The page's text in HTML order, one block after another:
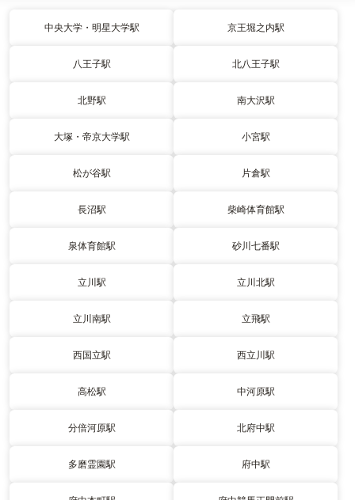
中央大学・明星大学駅 京王堀之内駅
八王子駅 北八王子駅
北野駅 南大沢駅
大塚・帝京大学駅 小宮駅
松が谷駅 片倉駅
長沼駅 柴崎体育館駅
泉体育館駅 砂川七番駅
立川駅 立川北駅
立川南駅 立飛駅
西国立駅 西立川駅
高松駅 中河原駅
分倍河原駅 北府中駅
多磨霊園駅 府中駅